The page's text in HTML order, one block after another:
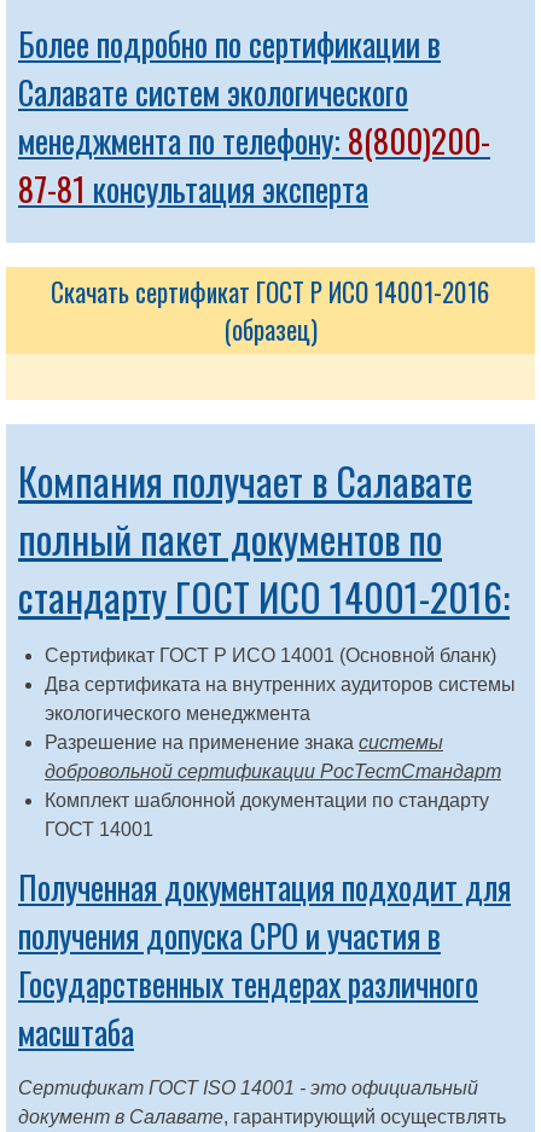
Более подробно по сертификации в
Салавате систем экологического
менеджмента по телефону: 8(800)200-
87-81 консультация эксперта
Скачать сертификат ГОСТ Р ИСО 14001-2016
(образец)
Компания получает в Салавате
полный пакет документов по
стандарту ГОСТ ИСО 14001-2016:
Сертификат ГОСТ Р ИСО 14001 (Основной бланк)
Два сертификата на внутренних аудиторов системы
экологического менеджмента
Разрешение на применение знака системы
добровольной сертификации РосТестСтандарт
Комплект шаблонной документации по стандарту
ГОСТ 14001
Полученная документация подходит для
получения допуска СРО и участия в
Государственных тендерах различного
масштаба
Сертификат ГОСТ ISO 14001 - это официальный
документ в Салавате, гарантирующий осуществлять